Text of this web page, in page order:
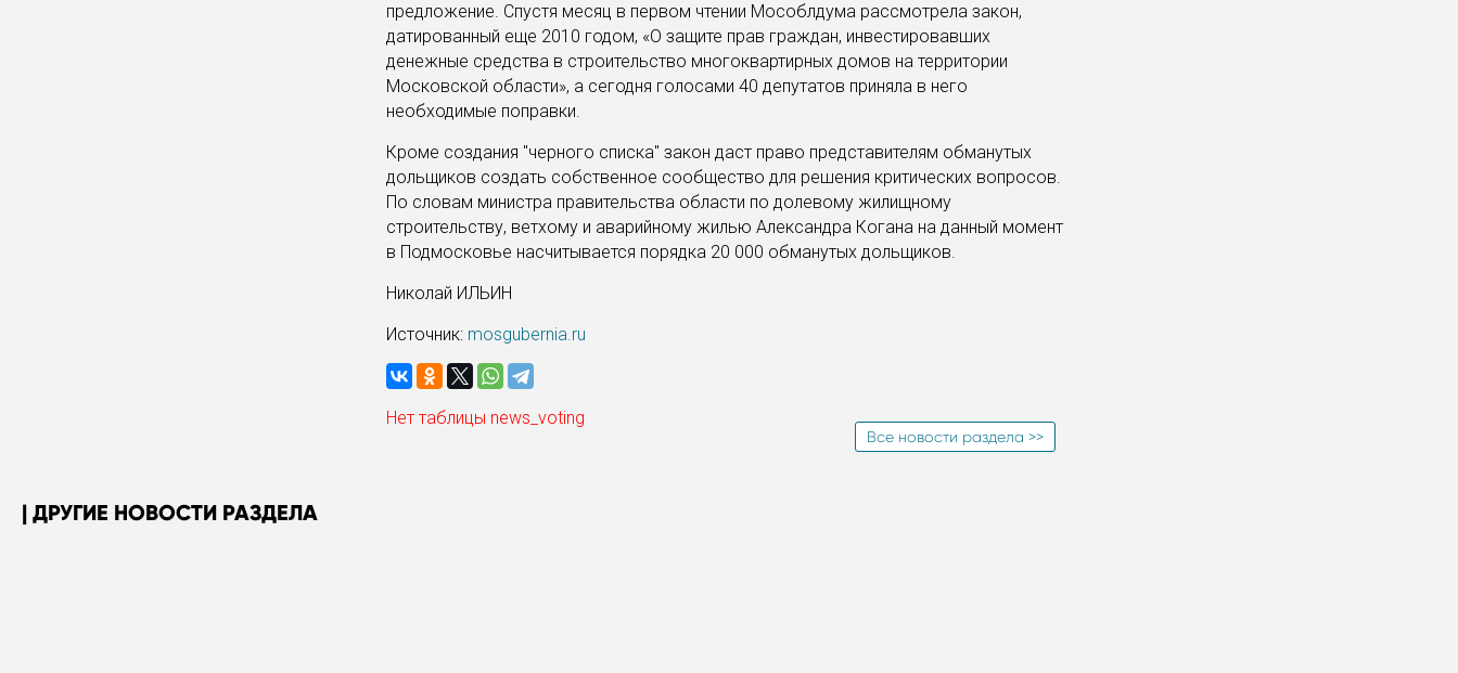
предложение. Спустя месяц в первом чтении Мособлдума рассмотрела закон,
датированный еще 2010 годом, «О защите прав граждан, инвестировавших
денежные средства в строительство многоквартирных домов на территории
Московской области», а сегодня голосами 40 депутатов приняла в него
необходимые поправки.
Кроме создания "черного списка" закон даст право представителям обманутых
дольщиков создать собственное сообщество для решения критических вопросов.
По словам министра правительства области по долевому жилищному
строительству, ветхому и аварийному жилью Александра Когана на данный момент
в Подмосковье насчитывается порядка 20 000 обманутых дольщиков.
Николай ИЛЬИН
Источник: mosgubernia.ru
Нет таблицы news_voting
Все новости раздела >>
ДРУГИЕ НОВОСТИ РАЗДЕЛА